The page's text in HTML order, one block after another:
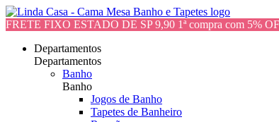
FRETE FIXO ESTADO DE SP 9,90 1ª compra com 5%
Departamentos
Departamentos
Banho
Banho
Jogos de Banho
Tapetes de Banheiro